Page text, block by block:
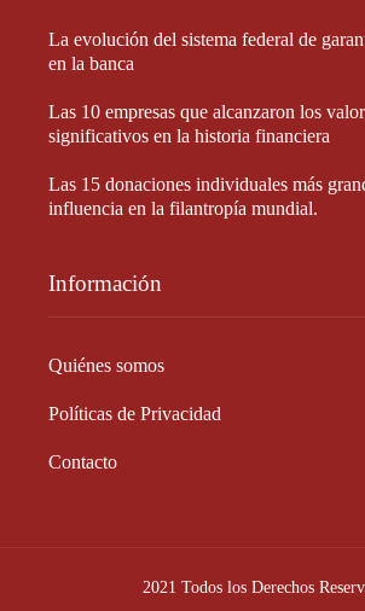
La evolución del sistema federal de
en la banca
Las 10 empresas que alcanzaron los
significativos en la historia financiera
Las 15 donaciones individuales más
influencia en la filantropía mundial.
Información
Quiénes somos
Políticas de Privacidad
Contacto
2021 Todos los Derechos